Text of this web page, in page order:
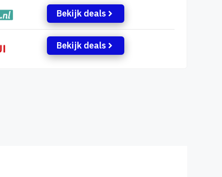
Bekijk deals
Bekijk deals